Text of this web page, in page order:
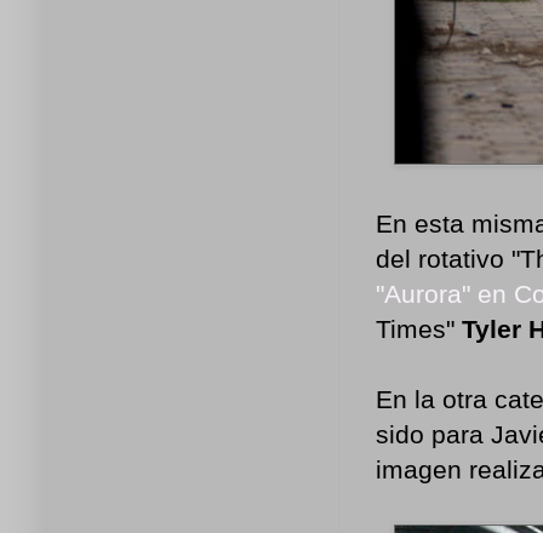
En esta
del rotativo
"Aurora" en
Times" Tyler
En la otra
sido para
imagen